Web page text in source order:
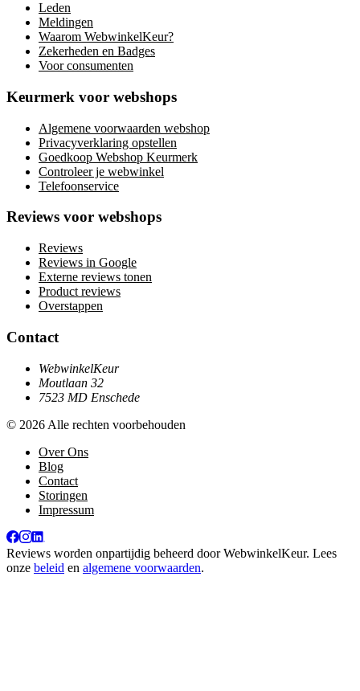
Leden
Meldingen
Waarom WebwinkelKeur?
Zekerheden en Badges
Voor consumenten
Keurmerk voor webshops
Algemene voorwaarden webshop
Privacyverklaring opstellen
Goedkoop Webshop Keurmerk
Controleer je webwinkel
Telefoonservice
Reviews voor webshops
Reviews
Reviews in Google
Externe reviews tonen
Product reviews
Overstappen
Contact
WebwinkelKeur
Moutlaan 32
7523 MD Enschede
© 2026 Alle rechten voorbehouden
Over Ons
Blog
Contact
Storingen
Impressum
Reviews worden onpartijdig beheerd doorWebwinkelKeur. Lees
onze beleid en algemene voorwaarden.